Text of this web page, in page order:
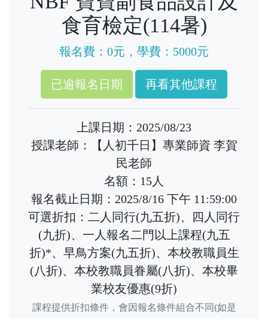
食育檢定(114暑)
報名費：0元，學費：5000元
再看其他課程
上課日期：2025/08/23
授課老師：【人初千日】專業師資 李賀
民老師
名額：15人
報名截止日期：2025/8/16 下午 11:59:00
可選折扣：二人同行(九五折)、四人同行
(九折)、一人報名二門以上課程(九五
折)*、早鳥方案(九五折)、本校教職員生
(八折)、本校教職員眷屬(八折)、本校畢
業校友優惠(9折)
課程提供折扣條件，會因報名條件組合不同(如是